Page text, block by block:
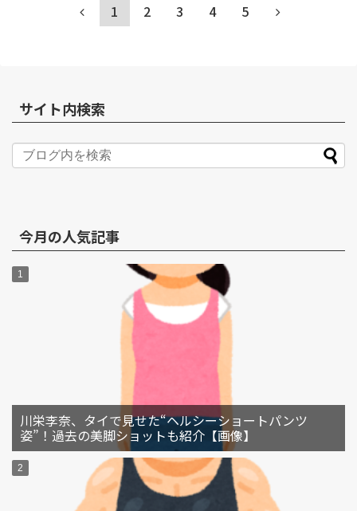
1 2 3 4 5
サイト内検索
今月の人気記事
川栄李奈、タイで見せた“ヘルシーショートパンツ
姿”！過去の美脚ショットも紹介【画像】